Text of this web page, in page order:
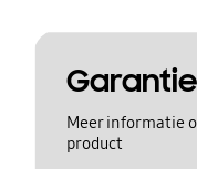
Garantie
Meer informatie
product